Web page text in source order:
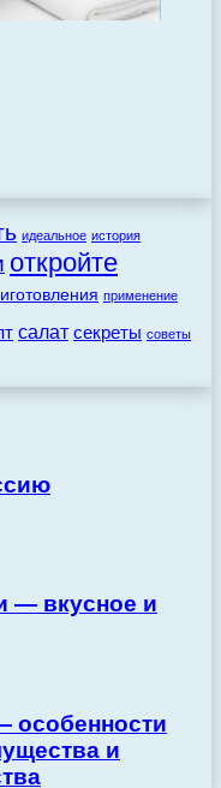
идеальное история
откройте
применение
салат секреты советы
— вкусное и
и